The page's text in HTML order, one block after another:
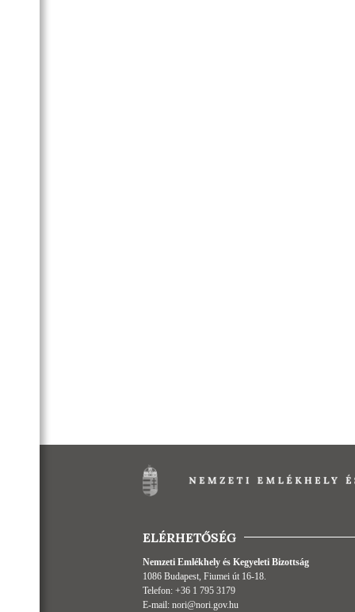
ELÉRHETŐSÉG
Nemzeti Emlékhely és Kegyeleti Bizottság
1086 Budapest, Fiumei út 16-18.
Telefon: +36 1 795 3179
E-mail: nori@nori.gov.hu